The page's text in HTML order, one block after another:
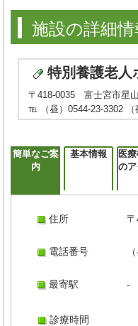
施設の詳細情
特別養護老人
〒418-0035 富士宮市星
℡ （昼）0544-23-3302 （
簡単なご案
内
基本情報
医
の
住所
電話番号
最寄駅 -
診療時間